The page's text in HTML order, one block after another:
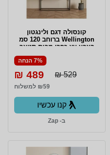
קונסולה דגם ולינגטון
Wellington ברוחב 120 סמ
בצבע עץ כפרי מבית סטאר
7% הנחה
529 ₪
489 ₪
₪59 למשלוח
קנו עכשיו
ב- Zap